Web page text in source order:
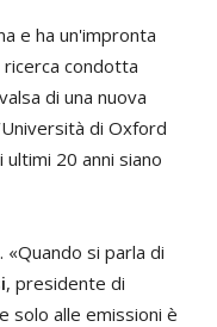
e ha un'impronta
condotta
di una nuova
di Oxford
20 anni siano
si parla di
, presidente di
solo alle emissioni è